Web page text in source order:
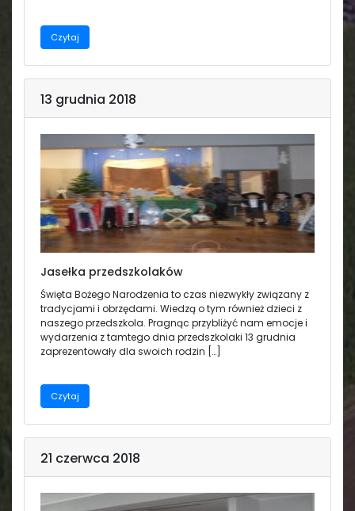
Czytaj
13 grudnia 2018
Jasełka przedszkolaków
Święta Bożego Narodzenia to czas niezwykły związany z
tradycjami i obrzędami. Wiedzą o tym również dzieci z
naszego przedszkola. Pragnąc przybliżyć nam emocje i
wydarzenia z tamtego dnia przedszkolaki 13 grudnia
zaprezentowały dla swoich rodzin […]
Czytaj
21 czerwca 2018